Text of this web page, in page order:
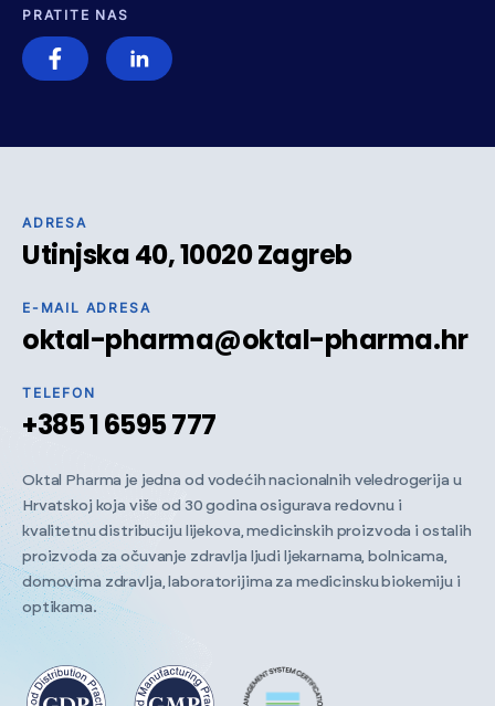
ADRESA
Utinjska 40, 10020 Zagreb
E-MAIL ADRESA
oktal-pharma@oktal-pharma.hr
TELEFON
+385 1 6595 777
Oktal Pharma je jedna od vodećih nacionalnih veledrogerija u
Hrvatskoj koja više od 30 godina osigurava redovnu i
kvalitetnu distribuciju lijekova, medicinskih proizvoda i ostalih
proizvoda za očuvanje zdravlja ljudi ljekarnama, bolnicama,
domovima zdravlja, laboratorijima za medicinsku biokemiju i
optikama.
PRATITE NAS